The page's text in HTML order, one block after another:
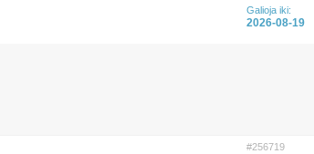
Galioja iki:
2026-08-19
#256719